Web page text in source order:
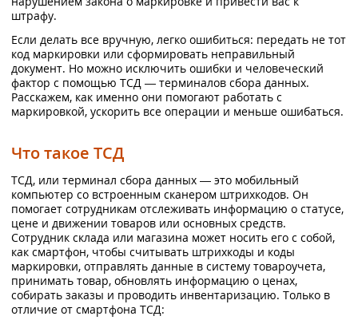
штрафу.
Если делать все вручную, легко ошибиться: передать не тот
код маркировки или сформировать неправильный
документ. Но можно исключить ошибки и человеческий
фактор с помощью ТСД — терминалов сбора данных.
Расскажем, как именно они помогают работать с
маркировкой, ускорить все операции и меньше ошибаться.
Что такое ТСД
ТСД, или терминал сбора данных — это мобильный
компьютер со встроенным сканером штрихкодов. Он
помогает сотрудникам отслеживать информацию о статусе,
цене и движении товаров или основных средств.
Сотрудник склада или магазина может носить его с собой,
как смартфон, чтобы считывать штрихкоды и коды
маркировки, отправлять данные в систему товароучета,
принимать товар, обновлять информацию о ценах,
собирать заказы и проводить инвентаризацию. Только в
отличие от смартфона ТСД: